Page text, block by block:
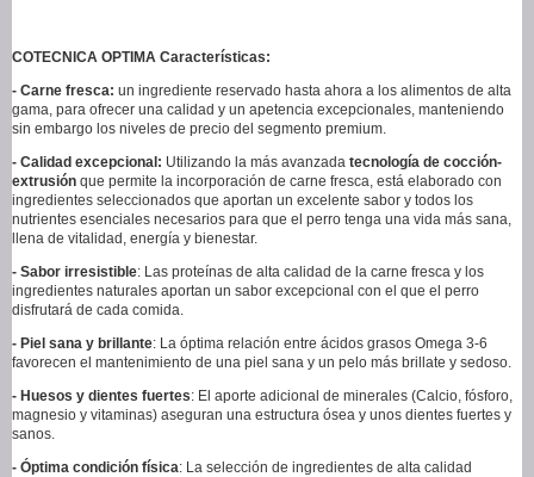
COTECNICA OPTIMA Características:
- Carne fresca: un ingrediente reservado hasta ahora a los alimentos de alta
gama, para ofrecer una calidad y un apetencia excepcionales, manteniendo
sin embargo los niveles de precio del segmento premium.
- Calidad excepcional: Utilizando la más avanzada tecnología de cocción-
extrusión que permite la incorporación de carne fresca, está elaborado con
ingredientes seleccionados que aportan un excelente sabor y todos los
nutrientes esenciales necesarios para que el perro tenga una vida más sana,
llena de vitalidad, energía y bienestar.
- Sabor irresistible: Las proteínas de alta calidad de la carne fresca y los
ingredientes naturales aportan un sabor excepcional con el que el perro
disfrutará de cada comida.
- Piel sana y brillante: La óptima relación entre ácidos grasos Omega 3-6
favorecen el mantenimiento de una piel sana y un pelo más brillate y sedoso.
- Huesos y dientes fuertes: El aporte adicional de minerales (Calcio, fósforo,
magnesio y vitaminas) aseguran una estructura ósea y unos dientes fuertes y
sanos.
- Óptima condición física: La selección de ingredientes de alta calidad